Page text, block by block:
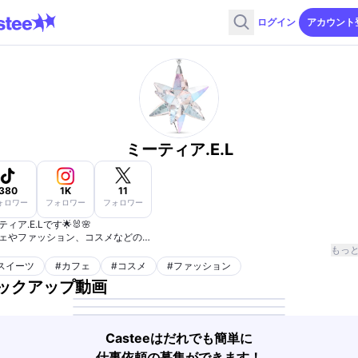
ログイン アカウント
ミーティア.E.L
ロワー
1K
フォロワー
11
フォロワー
ィア.⁡E.Lです🌟🐰🌸
やファッション、コスメなどの⁡
もっ
イーツ #カフェ #コスメ #ファッション
クアップ動画
Casteeはだれでも簡単に